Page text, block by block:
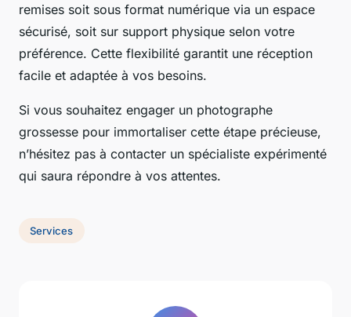
remises soit sous format numérique via un espace
sécurisé, soit sur support physique selon votre
préférence. Cette flexibilité garantit une réception
facile et adaptée à vos besoins.
Si vous souhaitez engager un photographe
grossesse pour immortaliser cette étape précieuse,
n’hésitez pas à contacter un spécialiste expérimenté
qui saura répondre à vos attentes.
Services